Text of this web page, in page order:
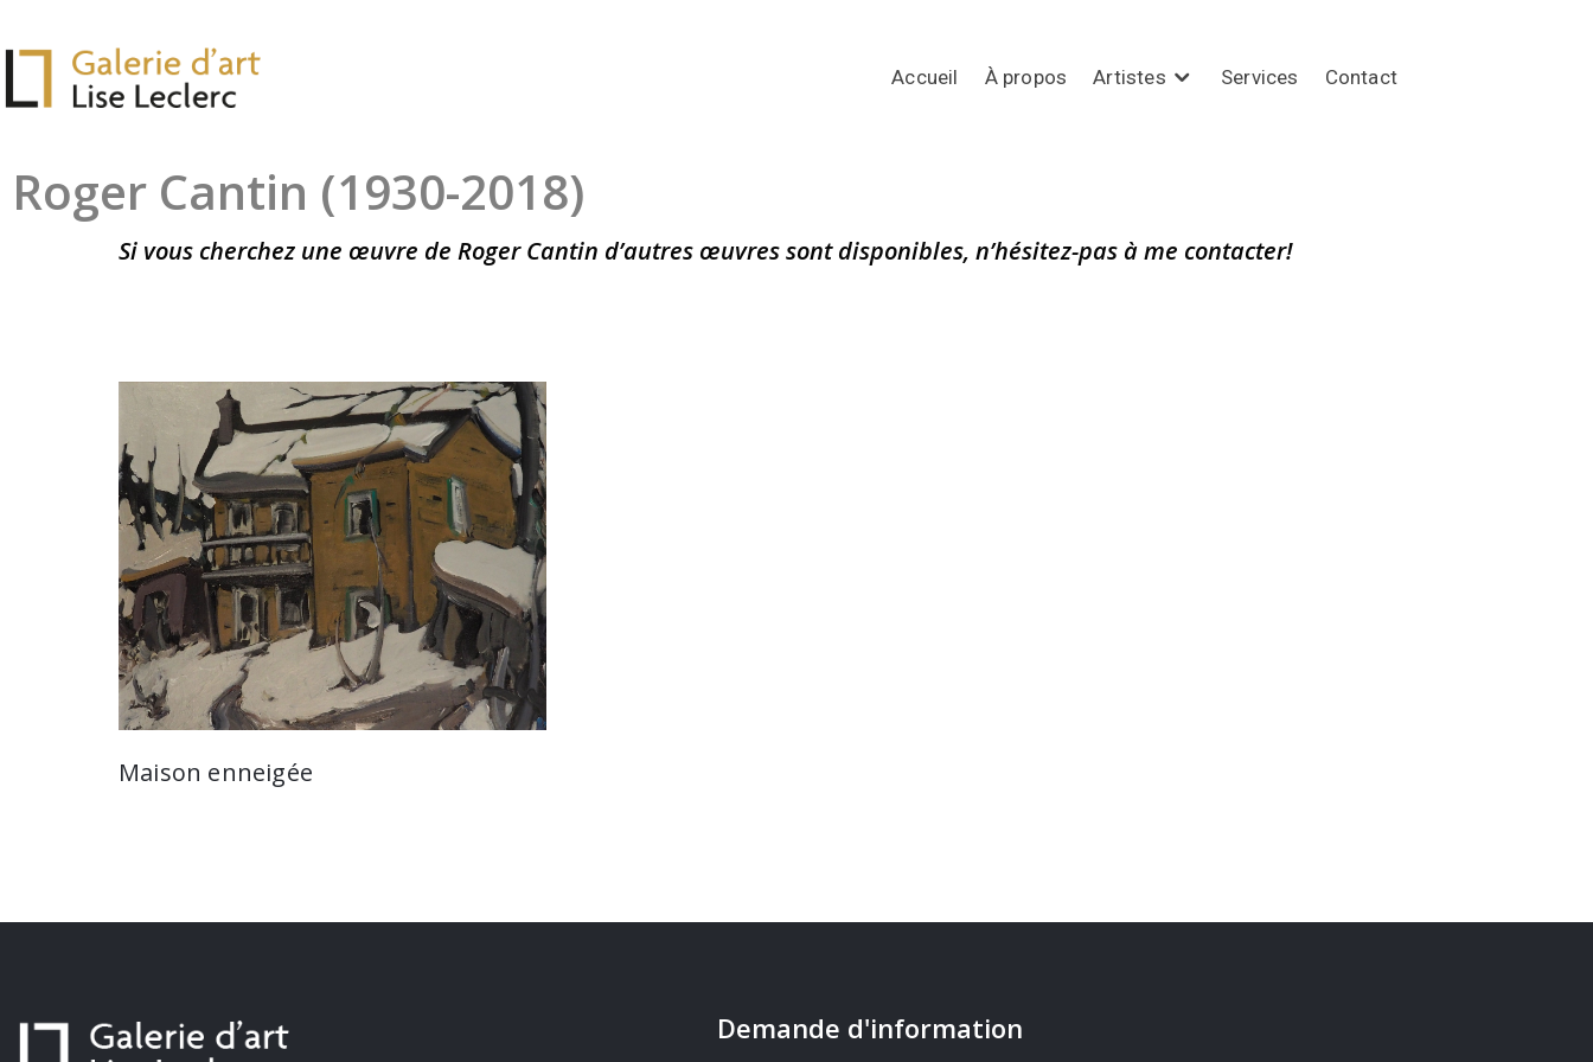
Accueil À propos Artistes Services Contact
Roger Cantin (1930-2018)
Si vous cherchez une œuvre de Roger Cantin d’autres œuvres sont disponibles, n’hésitez-pas à me contacter!
Maison enneigée
Demande d'information